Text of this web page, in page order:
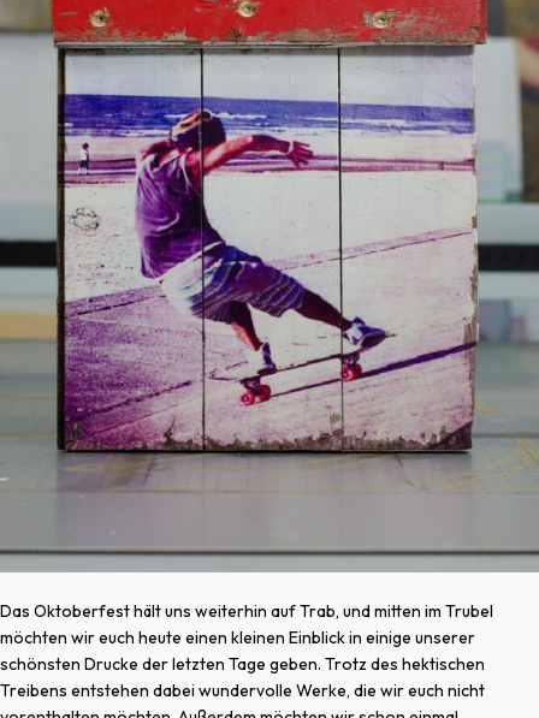
Das Oktoberfest hält uns weiterhin auf Trab, und mitten im Trubel
möchten wir euch heute einen kleinen Einblick in einige unserer
schönsten Drucke der letzten Tage geben. Trotz des hektischen
Treibens entstehen dabei wundervolle Werke, die wir euch nicht